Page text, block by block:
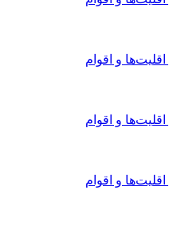
و اقوام
و اقوام
و اقوام